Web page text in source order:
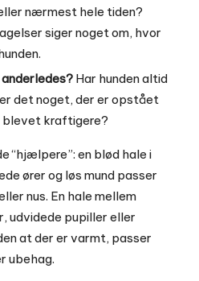
nærmest hele tiden?
siger noget om, hvor
Har hunden altid
det noget, der er opstået
blevet kraftigere?
“hjælpere”: en blød hale i
ører og løs mund passer
nus. En hale mellem
udvidede pupiller eller
at der er varmt, passer
ubehag.